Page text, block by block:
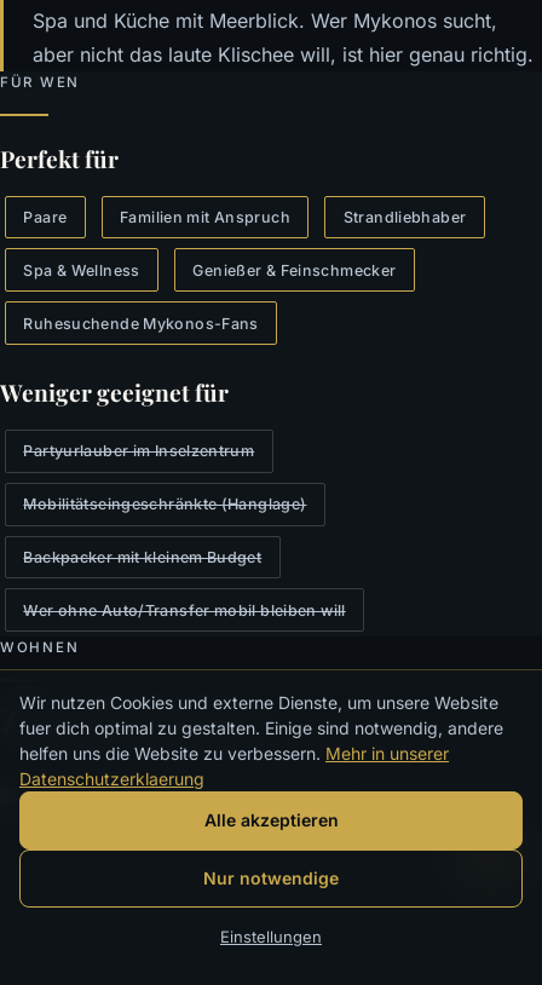
Spa und Küche mit Meerblick. Wer Mykonos sucht,
aber nicht das laute Klischee will, ist hier genau richtig.
FÜR WEN
Perfekt für
Paare Familien mit Anspruch Strandliebhaber
Spa & Wellness Genießer & Feinschmecker
Ruhesuchende Mykonos-Fans
Weniger geeignet für
Partyurlauber im Inselzentrum
Mobilitätseingeschränkte (Hanglage)
Backpacker mit kleinem Budget
Wer ohne Auto/Transfer mobil bleiben will
WOHNEN
Zimmer & Suiten
Wir nutzen Cookies und externe Dienste, um unsere Website
fuer dich optimal zu gestalten. Einige sind notwendig, andere
helfen uns die Website zu verbessern. Mehr in unserer
Datenschutzerklaerung
Alle akzeptieren
Nur notwendige
Einstellungen